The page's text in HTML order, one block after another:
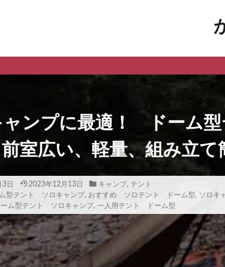
ャンプに最適！ ドーム
室広い、軽量、組み立て
日 2023年12月13日 キャンプ, テント
型テント ソロキャンプ, おすすめ ソロテント ドーム型, ソロキ
ーム型テント ソロキャンプ, 一人用テント ドーム型